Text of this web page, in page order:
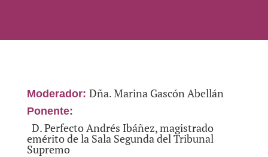
Moderador: Dña. Marina Gascón Abellán
Ponente:
D. Perfecto Andrés Ibáñez, magistrado
emérito de la Sala Segunda del Tribunal
Supremo